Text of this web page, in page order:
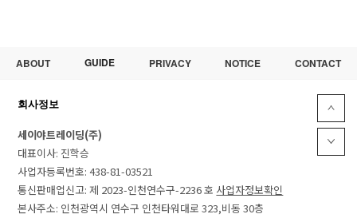
ABOUT GUIDE PRIVACY NOTICE CONTACT
회사정보
세이야트레이딩(주)
대표이사: 진학승
사업자등록번호: 438-81-03521
통신판매업신고: 제 2023-인천연수구-2236 호 사업자정보확인
본사주소: 인천광역시 연수구 인천타워대로 323,비동 30층